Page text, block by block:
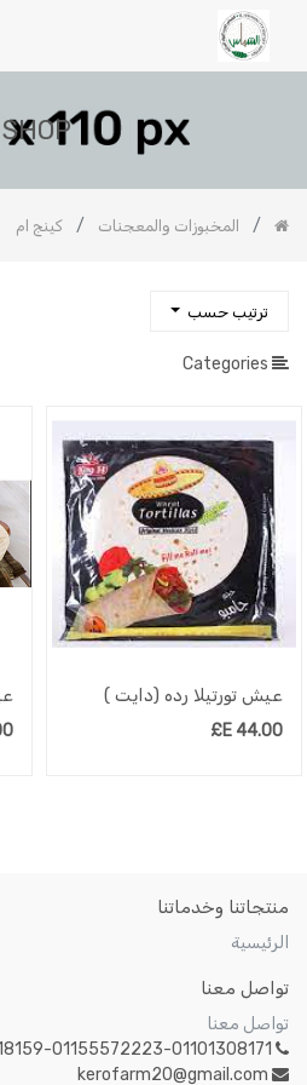
SHOP
المخبوزات والمعجنات كينج ام
ترتيب حسب
عيش تورتيلا رده (دايت )
44.00
منتجاتنا وخدماتنا
الرئيسية
تواصل معنا
تواصل معنا
01155572223-01101308171
kerofarm20@gmail.com